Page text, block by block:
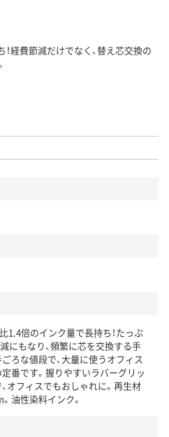
経費節減だけでなく、替え芯交換の
1.4倍のインク量で長持ち！たっぷ
にもなり、頻繁に芯を交換する手
ろな値段で、大量に使うオフィス
番です。握りやすいラバーグリッ
オフィスでもおしゃれに。再生材
油性染料インク。